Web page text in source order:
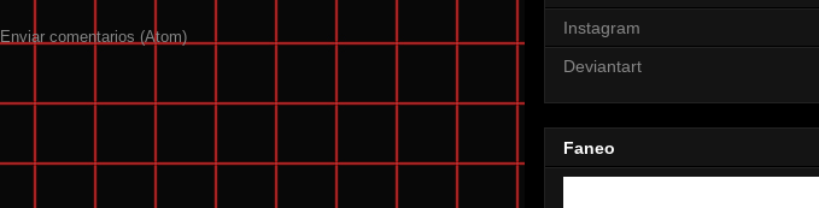
Enviar comentarios (Atom)
Instagram
Deviantart
Faneo